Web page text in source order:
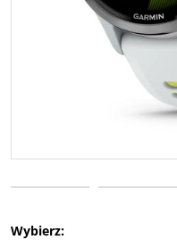
Wybierz: